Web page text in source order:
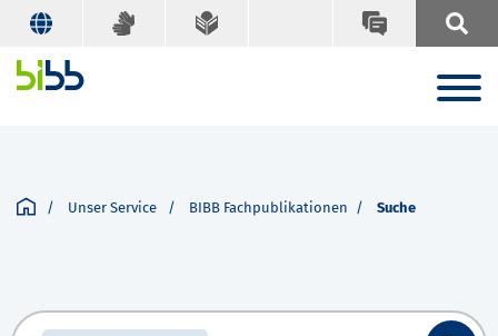
Unser Service BIBB Fachpublikationen Suche